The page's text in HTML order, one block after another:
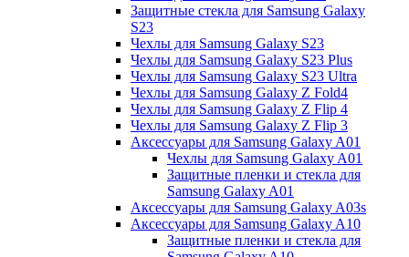
Защитные стекла для Samsung Galaxy
S23
Чехлы для Samsung Galaxy S23
Чехлы для Samsung Galaxy S23 Plus
Чехлы для Samsung Galaxy S23 Ultra
Чехлы для Samsung Galaxy Z Fold4
Чехлы для Samsung Galaxy Z Flip 4
Чехлы для Samsung Galaxy Z Flip 3
Аксессуары для Samsung Galaxy A01
Чехлы для Samsung Galaxy A01
Защитные пленки и стекла для
Samsung Galaxy A01
Аксессуары для Samsung Galaxy A03s
Аксессуары для Samsung Galaxy A10
Защитные пленки и стекла для